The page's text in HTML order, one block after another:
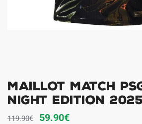
Maillot Match
Night Edition
119.90€
Le
59.90€Le